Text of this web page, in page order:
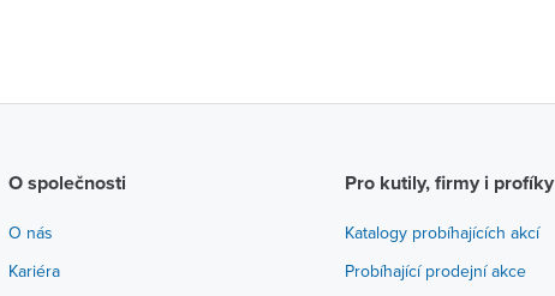
O společnosti
O nás
Kariéra
Pro kutily, firmy i profíky
Katalogy probíhajících akcí
Probíhající prodejní akce